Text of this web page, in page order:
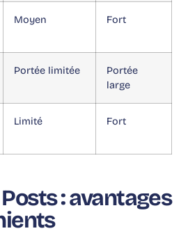
Moyen Fort
Portée limitée
Portée
large
Limité Fort
: avantages